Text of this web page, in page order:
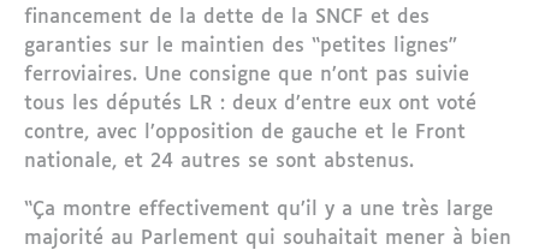
financement de la dette de la SNCF et des
garanties sur le maintien des “petites lignes”
ferroviaires. Une consigne que n’ont pas suivie
tous les députés LR : deux d’entre eux ont voté
contre, avec l’opposition de gauche et le Front
nationale, et 24 autres se sont abstenus.
“Ça montre effectivement qu’il y a une très large
majorité au Parlement qui souhaitait mener à bien